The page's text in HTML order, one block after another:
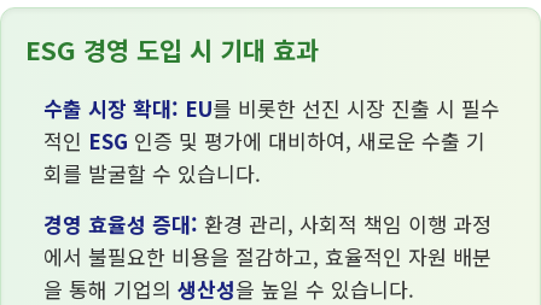
ESG 경영 도입 시 기대 효과
수출 시장 확대: EU를 비롯한 선진 시장 진출 시 필수
적인 ESG 인증 및 평가에 대비하여, 새로운 수출 기
회를 발굴할 수 있습니다.
경영 효율성 증대: 환경 관리, 사회적 책임 이행 과정
에서 불필요한 비용을 절감하고, 효율적인 자원 배분
을 통해 기업의 생산성을 높일 수 있습니다.